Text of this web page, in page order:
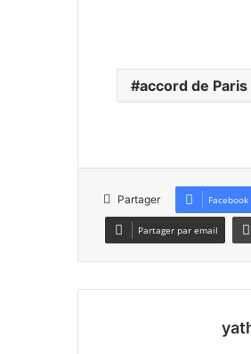
accord de Paris
Partager Facebook
Partager par email